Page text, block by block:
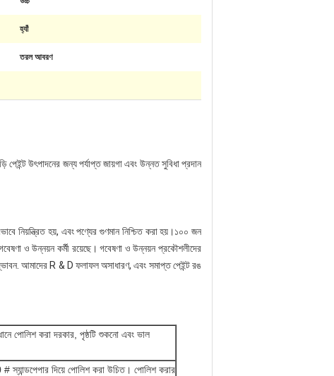
হ্যাঁ
তরল আবরণ
উৎপাদনের জন্য পর্যাপ্ত জায়গা এবং উন্নত সুবিধা প্রদান
নিয়ন্ত্রিত হয়, এবং পণ্যের গুণমান নিশ্চিত করা হয়।১০০ জন
ও উন্নয়ন কর্মী রয়েছে। গবেষণা ও উন্নয়ন প্রকৌশলীদের
আমাদের R & D ফলাফল অসাধারণ, এবং সমাপ্ত পেইন্ট রঙ
পোলিশ করা দরকার, পৃষ্ঠটি শুকনো এবং ভাল
স্যান্ডপেপার দিয়ে পোলিশ করা উচিত। পোলিশ করার